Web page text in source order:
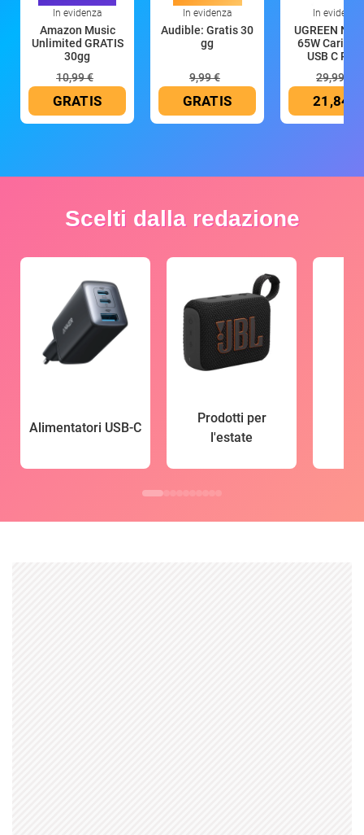
In evidenza
Amazon Music
Unlimited GRATIS
30gg
10,99 €
GRATIS
In evidenza
Audible: Gratis 30
gg
9,99 €
GRATIS
In evidenza
UGREEN
65W
USB C
29,99 €
21,84 €
Scelti dalla redazione
Alimentatori USB-C
Prodotti per
l'estate